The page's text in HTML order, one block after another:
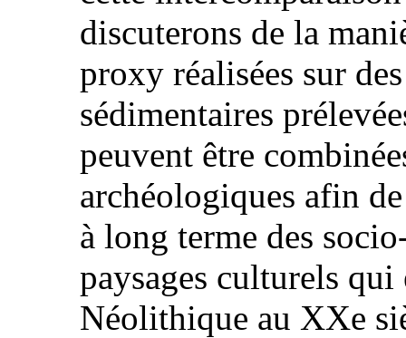
discuterons de la
proxy réalisées sur
sédimentaires
peuvent être
archéologiques afin
à long terme des
paysages culturels
Néolithique au XXe